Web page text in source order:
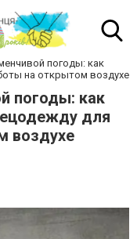
погоды: как
на открытом воздухе
погоды: как
для
воздухе